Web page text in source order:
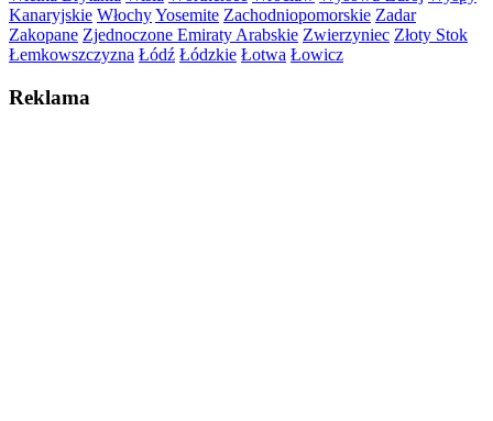
Kanaryjskie WłochyYosemite Zachodniopomorskie Zadar
Zakopane Zjednoczone Emiraty Arabskie Zwierzyniec Złoty Stok
Łemkowszczyzna Łódź Łódzkie Łotwa Łowicz
Reklama